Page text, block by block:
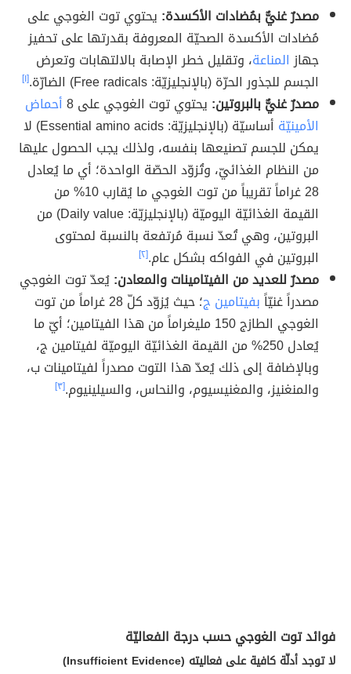
مصدرٌ غنيٌّ بمُضادات الأكسدة: يحتوي توت الغوجي على
مُضادات الأكسدة الصحيّة المعروفة بقدرتها على تحفيز
جهازالمناعة، وتقليل خطر الإصابة بالالتهابات وتعرض
الجسم للجذور الحرّة (بالإنجليزيّة: Free radicals) الضارّة.
[١]
مصدرٌ غنيٌّ بالبروتين: يحتوي توت الغوجي على 8
أحماض
الأمينيّة
أساسيّة (بالإنجليزيّة: Essential amino acids) لا
يمكن للجسم تصنيعها بنفسه، ولذلك يجب الحصول عليها
من النظام الغذائيّ، وتُزوّد الحصّة الواحدة؛ أي ما يُعادل
28 غراماً تقريباً من توت الغوجي ما يُقارب 10% من
القيمة الغذائيّة اليوميّة (بالإنجليزيّة: Daily value) من
البروتين، وهي تُعدّ نسبة مُرتفعة بالنسبة لمحتوى
البروتين في الفواكه بشكل عام.[٢]
مصدرٌ للعديد من الفيتامينات والمعادن:يُعدّ توت الغوجي
مصدراً غنيّاًبفيتامين ج
؛ حيث يُزوّد كلّ 28 غراماً من توت
الغوجي الطازج 150 مليغراماً من هذا الفيتامين؛ أيّ ما
يُعادل 250% من القيمة الغذائيّة اليوميّة لفيتامين ج،
وبالإضافة إلى ذلك يُعدّ هذا التوت مصدراً لفيتامينات ب،
والمنغنيز، والمغنيسيوم، والنحاس، والسيلينيوم.[٣]
فوائد توت الغوجي حسب درجة الفعاليّة
لا توجد أدلّة كافية على فعاليته (Insufficient Evidence)